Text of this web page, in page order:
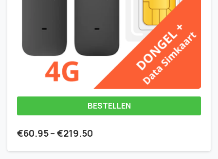
BESTELLEN
€60.95–€219.50